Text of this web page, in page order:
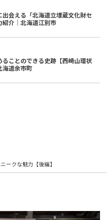
出会える「北海道立埋蔵文化財セ
紹介｜北海道江別市
ることのできる史跡【西崎山環状
海道余市町
ークな魅力【後編】